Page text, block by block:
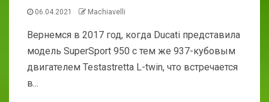
06.04.2021 Machiavelli
Вернемся в 2017 год, когда Ducati представила
модель SuperSport 950 с тем же 937-кубовым
двигателем Testastretta L-twin, что встречается
в...